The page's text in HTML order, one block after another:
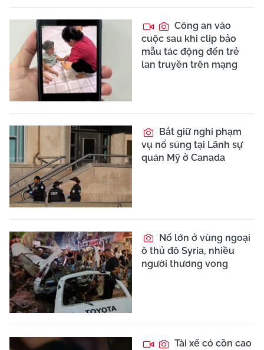
Công an vào
cuộc sau khi clip bảo
mẫu tác động đến trẻ
lan truyền trên mạng
Bắt giữ nghi phạm
vụ nổ súng tại Lãnh sự
quán Mỹ ở Canada
Nổ lớn ở vùng ngoại
ô thủ đô Syria, nhiều
người thương vong
Tài xế có cồn cao